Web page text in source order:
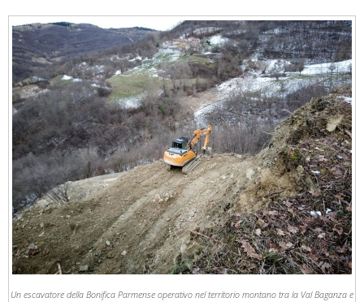
Un escavatore della Bonifica Parmense operativo nel territorio montano tra la Val Baganza e